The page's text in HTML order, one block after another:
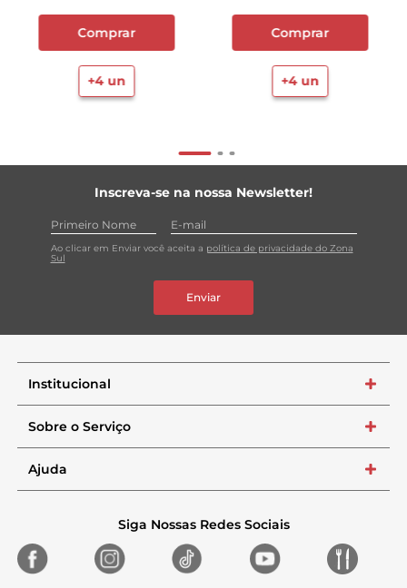
Comprar
+4un
Comprar
+4un
Inscreva-se na nossa Newsletter!
Ao clicar em Enviar você aceita a política de privacidade do Zona
Sul
Enviar
Institucional +
Sobre o Serviço +
Ajuda +
Siga Nossas Redes Sociais